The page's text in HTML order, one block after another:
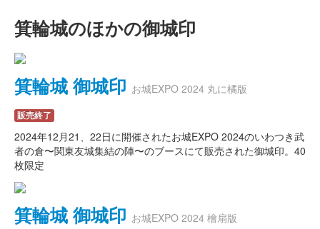
箕輪城のほかの御城印
箕輪城 御城印 お城EXPO 2024 丸に橘版
販売終了
2024年12月21、22日に開催されたお城EXPO 2024のいわつき武
者の倉〜関東友城集結の陣〜のブースにて販売された御城印。40
枚限定
箕輪城 御城印 お城EXPO 2024 檜扇版